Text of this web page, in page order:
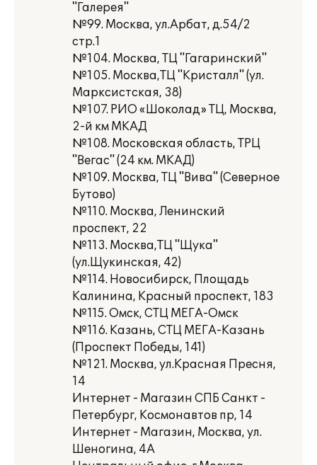
"Галерея"
№99. Москва, ул.Арбат, д.54/2
стр.1
№104. Москва, ТЦ "Гагаринский"
№105. Москва,ТЦ "Кристалл" (ул.
Марксистская, 38)
№107. РИО «Шоколад» ТЦ, Москва,
2-й км МКАД
№108. Московская область, ТРЦ
"Вегас" (24 км. МКАД)
№109. Москва, ТЦ "Вива" (Северное
Бутово)
№110. Москва, Ленинский
проспект, 22
№113. Москва,ТЦ "Щука"
(ул.Щукинская, 42)
№114. Новосибирск, Площадь
Калинина, Красный проспект, 183
№115. Омск, СТЦ МЕГА-Омск
№116. Казань, СТЦ МЕГА-Казань
(Проспект Победы, 141)
№121. Москва, ул.Красная Пресня,
14
Интернет - Магазин СПБ Санкт -
Петербург, Космонавтов пр, 14
Интернет - Магазин, Москва, ул.
Шеногина, 4А